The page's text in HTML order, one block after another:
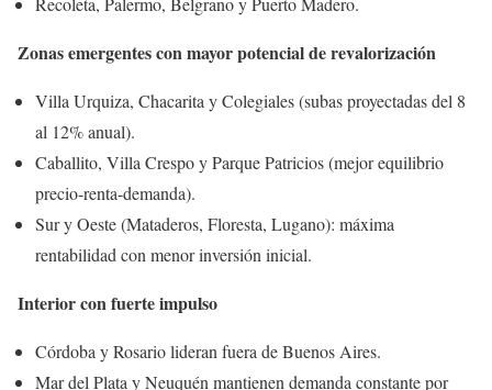
Zonas emergentes con mayor potencial de revalorización
Villa Urquiza, Chacarita y Colegiales (subas proyectadas del 8
al 12% anual).
Caballito, Villa Crespo y Parque Patricios (mejor equilibrio
precio-renta-demanda).
Sur y Oeste (Mataderos, Floresta, Lugano): máxima
rentabilidad con menor inversión inicial.
Interior con fuerte impulso
Córdoba y Rosario lideran fuera de Buenos Aires.
Mar del Plata y Neuquén mantienen demanda constante por